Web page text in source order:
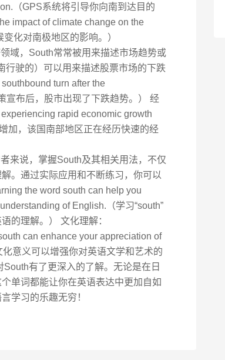
（GPS系统将引导你向南到达目的
impact of climate change on the
化对南极地区的影响。）
域，South常常被用来描述市场趋势或
行驶的）可以用来描述股票市场的下跌
turn after the
宣布后，股市出现了下跌趋势。） 经
rapid economic growth
加，该国南部地区正在经历快速的经
来说，掌握South及其相关用法，不仅
。通过实际应用和不断练习，你可以
the word south can help you
of English.（学习“south”
的理解。） 文化理解：
can enhance your appreciation of
化意义可以增强你对英语文学和艺术的
有了更深入的了解。无论是在日
单词都能让你在英语表达中更加自如
学习的乐趣无穷！